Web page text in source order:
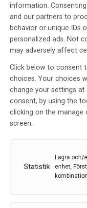
information.
and our partners to
behavior or unique IDs
personalized ads. Not
may adversely affect
Click below to consent
choices. Your choices
change your settings
consent, by using the
clicking on the
screen.
Statistik
Lagra och/
enhet,
”Det måste bli
Att fysisk aktivitet
överens om. Stora
röra på sig, men